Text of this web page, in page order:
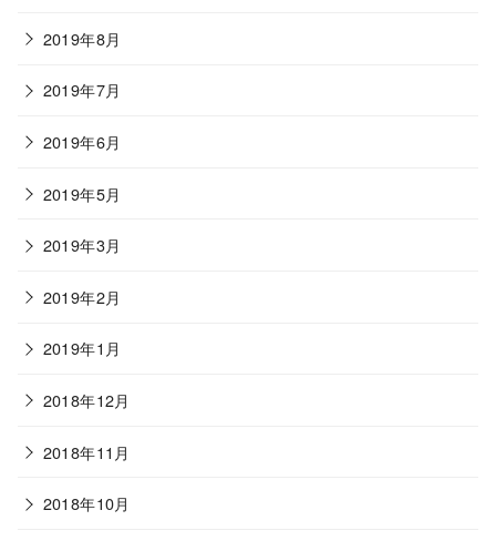
2019年8月
2019年7月
2019年6月
2019年5月
2019年3月
2019年2月
2019年1月
2018年12月
2018年11月
2018年10月